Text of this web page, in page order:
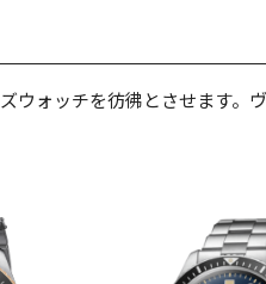
ウォッチを彷彿とさせます。